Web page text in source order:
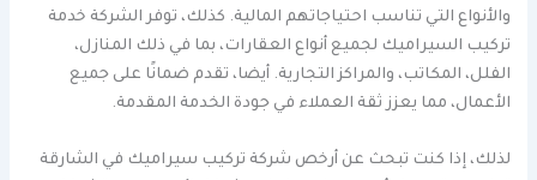
والأنواع التي تناسب احتياجاتهم المالية. كذلك، توفر الشركة خدمة
تركيب السيراميك لجميع أنواع العقارات، بما في ذلك المنازل،
الفلل، المكاتب، والمراكز التجارية. أيضا، تقدم ضمانًا على جميع
الأعمال، مما يعزز ثقة العملاء في جودة الخدمة المقدمة.
لذلك، إذا كنت تبحث عن أرخص شركة تركيب سيراميك في الشارقة